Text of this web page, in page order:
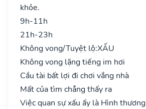
khỏe.
9h-11h
21h-23h
Không vong/Tuyệt lộ:XẤU
Không vong lặng tiếng im hơi
Cầu tài bất lợi đi chơi vắng nhà
Mất của tìm chẳng thấy ra
Việc quan sự xấu ấy là Hình thương